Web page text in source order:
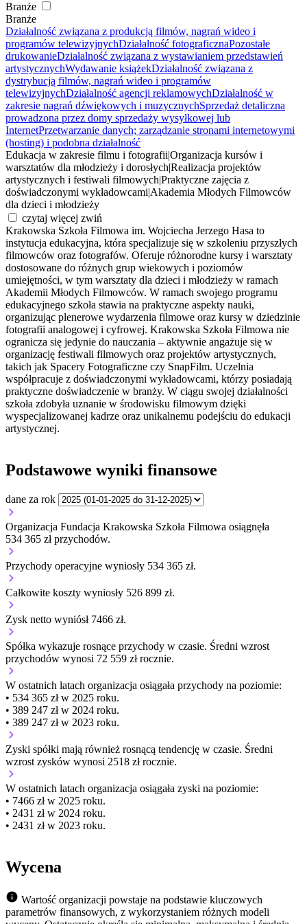
Branże
Branże
Działalność związana z produkcją filmów, nagrań wideo i
programów telewizyjnychDziałalność fotograficznaPozostałe
drukowanieDziałalność związana z wystawianiem przedstawień
artystycznychWydawanie książekDziałalność związana z
dystrybucją filmów, nagrań wideo i programów
telewizyjnychDziałalność agencji reklamowychDziałalność w
zakresie nagrań dźwiękowych i muzycznychSprzedaż detaliczna
prowadzona przez domy sprzedaży wysyłkowej lub
InternetPrzetwarzanie danych; zarządzanie stronami internetowymi
(hosting) i podobna działalność
Edukacja w zakresie filmu i fotografiiOrganizacja kursów i
warsztatów dla młodzieży i dorosłychRealizacja projektów
artystycznych i festiwali filmowychPraktyczne zajęcia z
doświadczonymi wykładowcamiAkademia Młodych Filmowców
dla dzieci i młodzieży
czytaj więcej zwiń
Krakowska Szkoła Filmowa im. Wojciecha Jerzego Hasa to
instytucja edukacyjna, która specjalizuje się w szkoleniu przyszłych
filmowców oraz fotografów. Oferuje różnorodne kursy i warsztaty
dostosowane do różnych grup wiekowych i poziomów
umiejętności, w tym warsztaty dla dzieci i młodzieży w ramach
Akademii Młodych Filmowców. W ramach swojego programu
edukacyjnego szkoła stawia na praktyczne aspekty nauki,
organizując plenerowe wydarzenia filmowe oraz kursy w dziedzinie
fotografii analogowej i cyfrowej. Krakowska Szkoła Filmowa nie
ogranicza się jedynie do nauczania – aktywnie angażuje się w
organizację festiwali filmowych oraz projektów artystycznych,
takich jak Spacery Fotograficzne czy SnapFilm. Uczelnia
współpracuje z doświadczonymi wykładowcami, którzy posiadają
praktyczne doświadczenie w branży. W ciągu swojej działalności
szkoła zdobyła uznanie w środowisku filmowym dzięki
wyspecjalizowanej kadrze oraz unikalnemu podejściu do edukacji
artystycznej.
Podstawowe wyniki finansowe
dane za rok
Organizacja Fundacja Krakowska Szkoła Filmowa osiągnęła
534 365 zł przychodów.
Przychody operacyjne wyniosły 534 365 zł.
Całkowite koszty wyniosły 526 899 zł.
Zysk netto wyniósł 7466 zł.
Spółka wykazuje rosnące przychody w czasie. Średni wzrost
przychodów wynosi 72 559 zł rocznie.
W ostatnich latach organizacja osiągała przychody na poziomie:
• 534 365 zł w 2025 roku.
• 389 247 zł w 2024 roku.
• 389 247 zł w 2023 roku.
Zyski spółki mają również rosnącą tendencję w czasie. Średni
wzrost zysków wynosi 2518 zł rocznie.
W ostatnich latach organizacja osiągała zyski na poziomie:
• 7466 zł w 2025 roku.
• 2431 zł w 2024 roku.
• 2431 zł w 2023 roku.
Wycena
Wartość organizacji powstaje na podstawie kluczowych
parametrów finansowych, z wykorzystaniem różnych modeli